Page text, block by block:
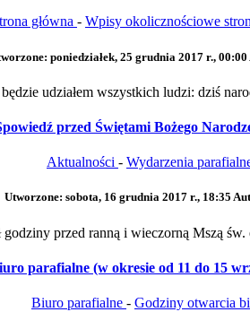
główna - Wpisy okolicznościowe
poniedziałek, 25 grudnia 2017 r., 00:00
udziałem wszystkich ludzi: dziś
przed Świętami Bożego
Aktualności - Wydarzenia
Utworzone: sobota, 16 grudnia 2017 r., 18:35
przed ranną i wieczorną Mszą
parafialne (w okresie od 11 do 15
Biuro parafialne - Godziny otwarcia